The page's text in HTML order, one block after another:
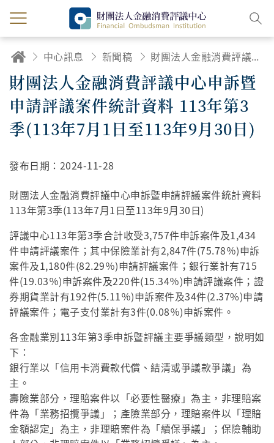
中心訊息 新聞稿 財團法人金融消費評議中心申訴暨申請評議案件統計資料 113年第3季(113年7月1日至113年9月30日)
財團法人金融消費評議中心申訴暨
申請評議案件統計資料 113年第3
季(113年7月1日至113年9月30日)
發布日期： 2024-11-28
財團法人金融消費評議中心申訴暨申請評議案件統計資料
113年第3季(113年7月1日至113年9月30日)
評議中心113年第3季合計收受3,757件申訴案件及1,434
件申請評議案件；其中保險業計有2,847件(75.78％)申訴
案件及1,180件(82.29％)申請評議案件；銀行業計有715
件(19.03％)申訴案件及220件(15.34％)申請評議案件；證
券期貨業計有192件(5.11％)申訴案件及34件(2.37%)申請
評議案件；電子支付業計有3件(0.08％)申訴案件。
各金融業別113年第3季申訴暨評議主要爭議類型，說明如
下：
銀行業以「信用卡消費款代償、結清或爭議款爭議」為
主。
壽險業部分，理賠案件以「必要性醫療」為主，非理賠案
件為「業務招攬爭議」；產險業部分，理賠案件以「理賠
金額認定」為主，非理賠案件為「續保爭議」；保險輔助